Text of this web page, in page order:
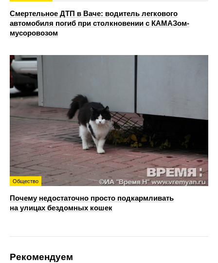
Смертельное ДТП в Ваче: водитель легкового
автомобиля погиб при столкновении с КАМАЗом-
мусоровозом
Общество
Почему недостаточно просто подкармливать
на улицах бездомных кошек
Рекомендуем